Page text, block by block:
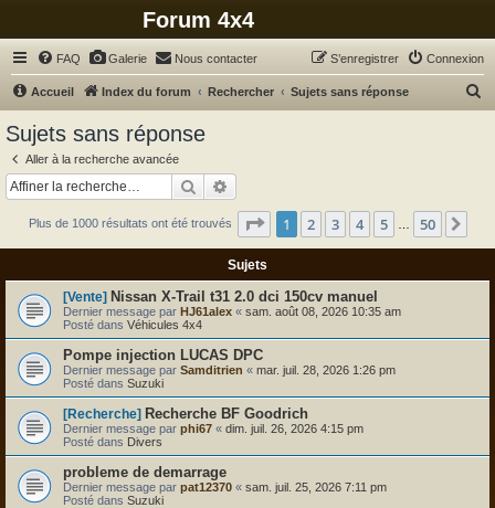
Forum 4x4
FAQ Galerie Nous contacter Connexion
S’enregistrer
Accueil Index du forum Rechercher Sujets sans réponse
c
Sujets sans réponse
Aller à la recherche avancée
Rechercher
Plus de 1000 résultats ont été trouvés Page 1sur50
1 2 3 4 5 50
Sujets
[Vente] Nissan X-Trail t31 2.0 dci 150cv manuel
Dernier message par HJ61alex « sam. août 08, 2026 10:35 am
Posté dans Véhicules 4x4
Pompe injection LUCAS DPC
Dernier message par Samditrien « mar. juil. 28, 2026 1:26 pm
Posté dans Suzuki
[Recherche] Recherche BF Goodrich
Dernier message par phi67 « dim. juil. 26, 2026 4:15 pm
Posté dans Divers
probleme de demarrage
Dernier message par pat12370 « sam. juil. 25, 2026 7:11 pm
Posté dans Suzuki